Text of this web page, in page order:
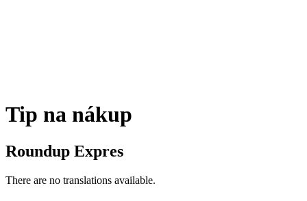
Tip na nákup
Roundup Expres
There are no translations available.